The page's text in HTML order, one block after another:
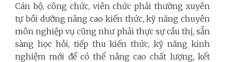
Cán bộ, công chức, viên chức phải thường xuyên
tự bồi dưỡng nâng cao kiến thức, kỹ năng chuyên
môn nghiệp vụ cũng như phải thực sự cầu thị, sẵn
sàng học hỏi, tiếp thu kiến thức, kỹ năng kinh
nghiệm mới để có thể nâng cao chất lượng, kết